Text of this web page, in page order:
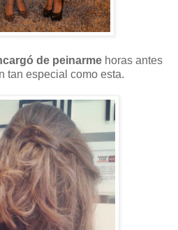
de peinarmehoras antes
tan especial como esta.